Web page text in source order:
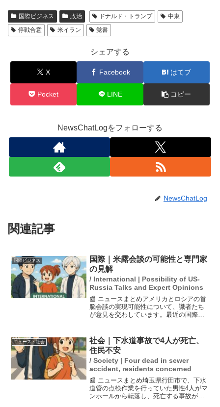
国際ビジネス 政治 ドナルド・トランプ
中東
停戦合意
米イラン 覚書
シェアする
X Facebook はてブ
Pocket LINE コピー
NewsChatLogをフォローする
NewsChatLog
関連記事
国際ビジネス
国際｜米露会談の可能性と専門家
の見解
/ International | Possibility of US-
Russia Talks and Expert Opinions
📰 ニュースまとめアメリカとロシアの首
脳会談の実現可能性について、識者たち
が意見を交わしています。最近の国際情
に向けた動きが注目されています。専門
家は、会談の実現が緊張...
ニュース・社会
社会｜下水道事故で4人が死亡、
住民不安
/ Society | Four dead in sewer
accident, residents concerned
📰 ニュースまとめ埼玉県行田市で、下水
道管の点検作業を行っていた男性4人がマ
ンホールから転落し、死亡する事故が発